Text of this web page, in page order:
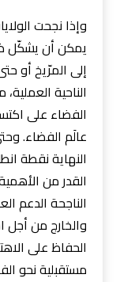
وإذا نجحت
يمكن أن يشكّل
إلى المرّيخ أو
الناحية
الفضاء على
عالَم الفضاء.
النهاية نقطة
القدر من
الناجحة الدعم
والخارج من
الحفاظ على
مستقبلية نحو